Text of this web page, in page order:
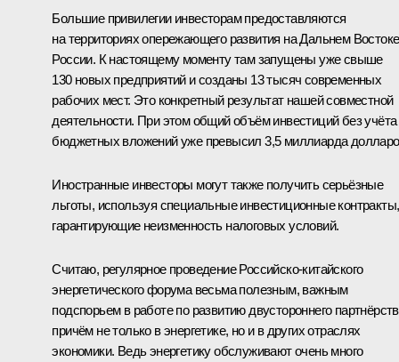
Большие привилегии инвесторам предоставляются
на территориях опережающего развития на Дальнем Востоке
России. К настоящему моменту там запущены уже свыше
130 новых предприятий и созданы 13 тысяч современных
рабочих мест. Это конкретный результат нашей совместной
деятельности. При этом общий объём инвестиций без учёта
бюджетных вложений уже превысил 3,5 миллиарда
Иностранные инвесторы могут также получить серьёзные
льготы, используя специальные инвестиционные контракты,
гарантирующие неизменность налоговых условий.
Считаю, регулярное проведение Российско‑китайского
энергетического форума весьма полезным, важным
подспорьем в работе по развитию двустороннего
причём не только в энергетике, но и в других отраслях
экономики. Ведь энергетику обслуживают очень много